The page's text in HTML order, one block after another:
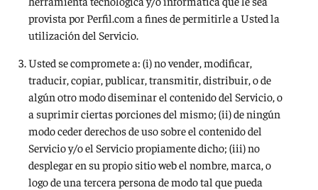
provista por Perfil.com a fines de permitirle a Usted la
utilización del Servicio.
Usted se compromete a: (i) no vender, modificar,
traducir, copiar, publicar, transmitir, distribuir, o de
algún otro modo diseminar el contenido del Servicio, o
a suprimir ciertas porciones del mismo; (ii) de ningún
modo ceder derechos de uso sobre el contenido del
Servicio y/o el Servicio propiamente dicho; (iii) no
desplegar en su propio sitio web el nombre, marca, o
logo de una tercera persona de modo tal que pueda